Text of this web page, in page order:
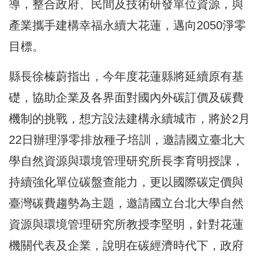
導，整合政府、民間及技術研發單位資源，與
產業攜手建構幸福永續大花蓮，邁向2050淨零
目標。
縣長徐榛蔚指出，今年度花蓮縣將延續原有基
礎，協助企業及各界面對國內外碳訂價及碳費
機制的挑戰，想方設法建構永續城市，將於2月
22日辦理淨零排放種子培訓，邀請國立臺北大
學自然資源與環境管理研究所長李育明授課，
持續強化單位碳盤查能力，更以國際碳定價與
臺灣碳費趨勢為主題，邀請國立台北大學自然
資源與環境管理研究所教授李堅明，針對花蓮
機關代表及企業，說明在碳經濟時代下，政府